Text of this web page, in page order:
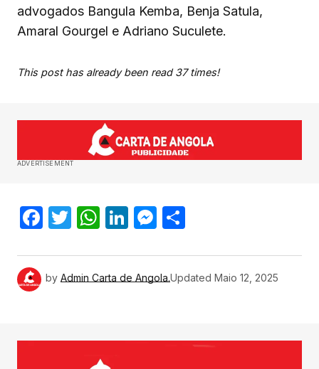
advogados Bangula Kemba, Benja Satula,
Amaral Gourgel e Adriano Suculete.
This post has already been read 37 times!
ADVERTISEMENT
Facebook
Twitter
WhatsApp
LinkedIn
Messenger
by Admin Carta de Angola.Updated Maio 12, 2025